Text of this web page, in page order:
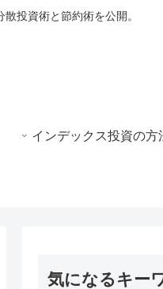
投資術と節約術を公開。
インデックス投資の方
気になるキー